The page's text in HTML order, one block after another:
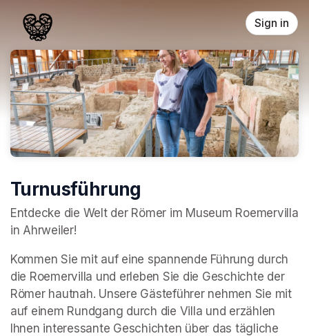
Sign in
Turnusführung
Entdecke die Welt der Römer im Museum Roemervilla
in Ahrweiler!
Kommen Sie mit auf eine spannende Führung durch
die Roemervilla und erleben Sie die Geschichte der
Römer hautnah. Unsere Gästeführer nehmen Sie mit
auf einem Rundgang durch die Villa und erzählen
Ihnen interessante Geschichten über das tägliche